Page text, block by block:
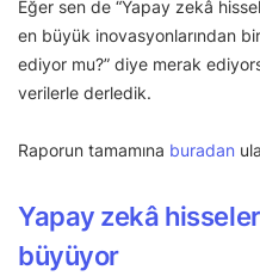
Eğer sen de “Yapay zekâ
en büyük inovasyonlarından
ediyor mu?” diye merak
verilerle derledik.
Raporun tamamına buradan
Yapay zekâ
büyüyor